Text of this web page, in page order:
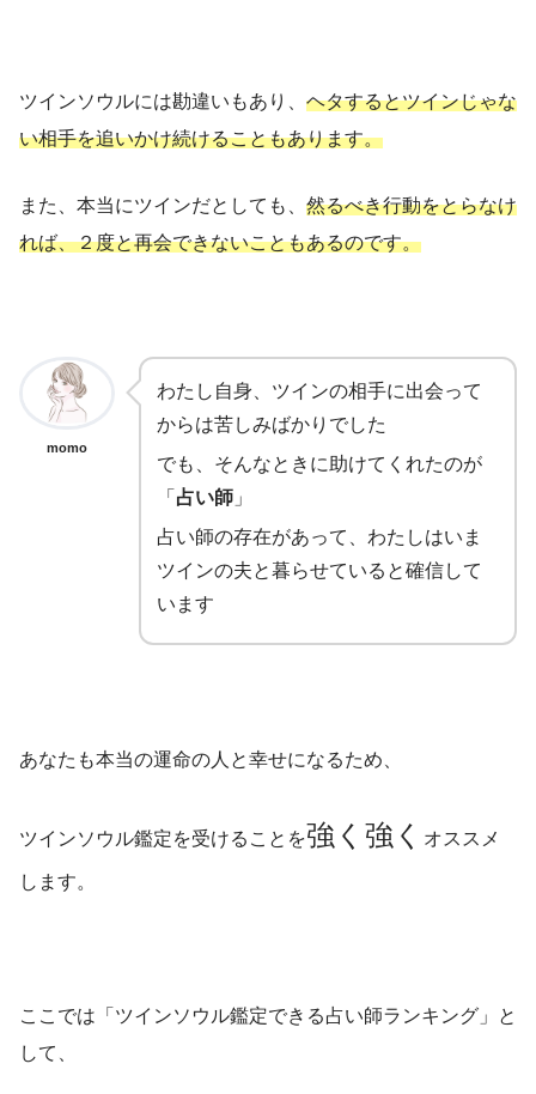
ツインソウルには勘違いもあり、 ヘタするとツインじゃな
い相手を追いかけ続けることもあります。
また、本当にツインだとしても、 然るべき行動をとらなけ
れば、２度と再会できないこともあるのです。
momo
わたし自身、ツインの相手に出会って
からは苦しみばかりでした
でも、そんなときに助けてくれたのが
「 占い師 」
占い師の存在があって、わたしはいま
ツインの夫と暮らせていると確信して
います
あなたも本当の運命の人と幸せになるため、
ツインソウル鑑定を受けることを強く強く オススメ
します。
ここでは「ツインソウル鑑定できる占い師ランキング」と
して、